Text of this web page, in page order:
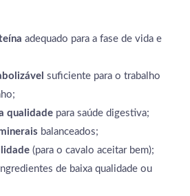
adequado para a fase de vida e
suficiente para o trabalho
qualidade para saúde digestiva;
balanceados;
(para o cavalo aceitar bem);
de baixa qualidade ou